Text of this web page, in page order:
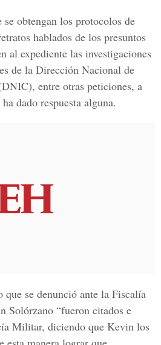
obtengan los protocolos de
hablados de los presuntos
al expediente las investigaciones
de la Dirección Nacional de
entre otras peticiones, a
dado respuesta alguna.
se denunció ante la Fiscalía
Solórzano “fueron citados e
Militar, diciendo que Kevin los